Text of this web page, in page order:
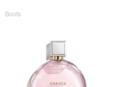
Boots